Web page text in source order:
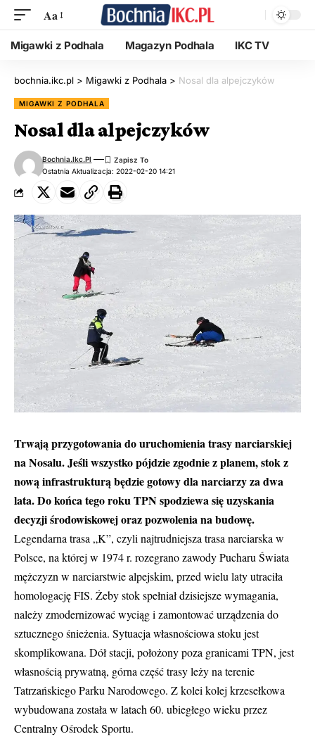
Aa
Migawki z Podhala Magazyn Podhala IKC TV
bochnia.ikc.pl > Migawki z Podhala > Nosal dla alpejczyków
MIGAWKI Z PODHALA
Nosal dla alpejczyków
Ostatnia Aktualizacja: 2022-02-20 14:21
Bochnia.ikc.pl
Trwają przygotowania do uruchomienia trasy narciarskiej
na Nosalu. Jeśli wszystko pójdzie zgodnie z planem, stok z
nową infrastrukturą będzie gotowy dla narciarzy za dwa
lata. Do końca tego roku TPN spodziewa się uzyskania
decyzji środowiskowej oraz pozwolenia na budowę.
Legendarna trasa „K”, czyli najtrudniejsza trasa narciarska w
Polsce, na której w 1974 r. rozegrano zawody Pucharu Świata
mężczyzn w narciarstwie alpejskim, przed wielu laty utraciła
homologację FIS. Żeby stok spełniał dzisiejsze wymagania,
należy zmodernizować wyciąg i zamontować urządzenia do
sztucznego śnieżenia. Sytuacja własnościowa stoku jest
skomplikowana. Dół stacji, położony poza granicami TPN, jest
własnością prywatną, górna część trasy leży na terenie
Tatrzańskiego Parku Narodowego. Z kolei kolej krzesełkowa
wybudowana została w latach 60. ubiegłego wieku przez
Centralny Ośrodek Sportu.